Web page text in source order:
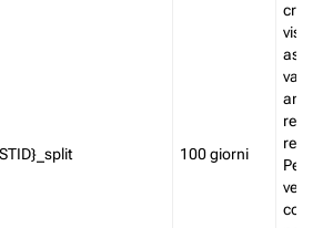
100 giorni